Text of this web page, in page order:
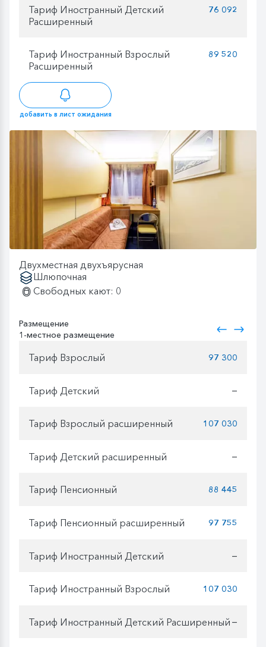
Тариф Иностранный Детский
Расширенный
76 092
Тариф Иностранный Взрослый
Расширенный
89 520
добавить в лист ожидания
Двухместная двухъярусная
Шлюпочная
Свободных кают: 0
Размещение
1-местное размещение
Тариф Взрослый 97 300
Тариф Детский —
Тариф Взрослый расширенный 107 030
Тариф Детский расширенный —
Тариф Пенсионный 88 445
Тариф Пенсионный расширенный 97 755
Тариф Иностранный Детский —
Тариф Иностранный Взрослый 107 030
Тариф Иностранный Детский Расширенный —